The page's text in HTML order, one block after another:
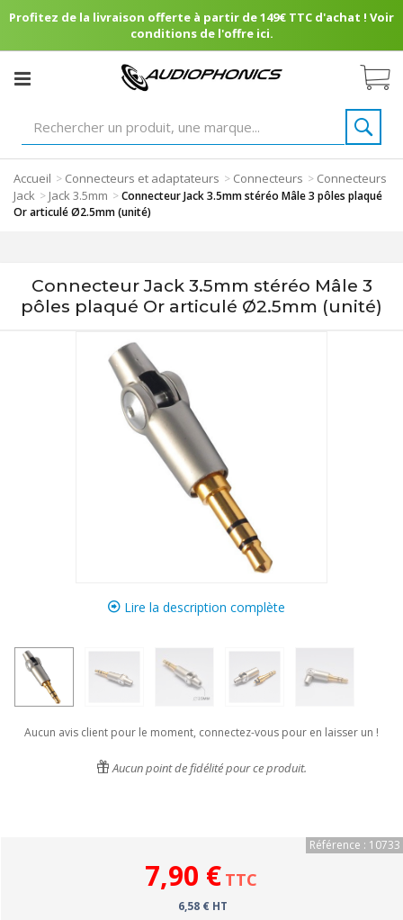
Profitez de la livraison offerte à partir de 149€ TTC d'achat ! Voir
conditions de l'offre ici.
Accueil > Connecteurs et adaptateurs > Connecteurs > Connecteurs
Jack > Jack 3.5mm >Connecteur Jack 3.5mm stéréo Mâle 3 pôles plaqué
Or articulé Ø2.5mm (unité)
Connecteur Jack 3.5mm stéréo Mâle 3
pôles plaqué Or articulé Ø2.5mm (unité)
Lire la description complète
Aucun avis client pour le moment, connectez-vous pour en laisser un !
Aucun point de fidélité pour ce produit.
Référence : 10733
7,90 € TTC
6,58 € HT